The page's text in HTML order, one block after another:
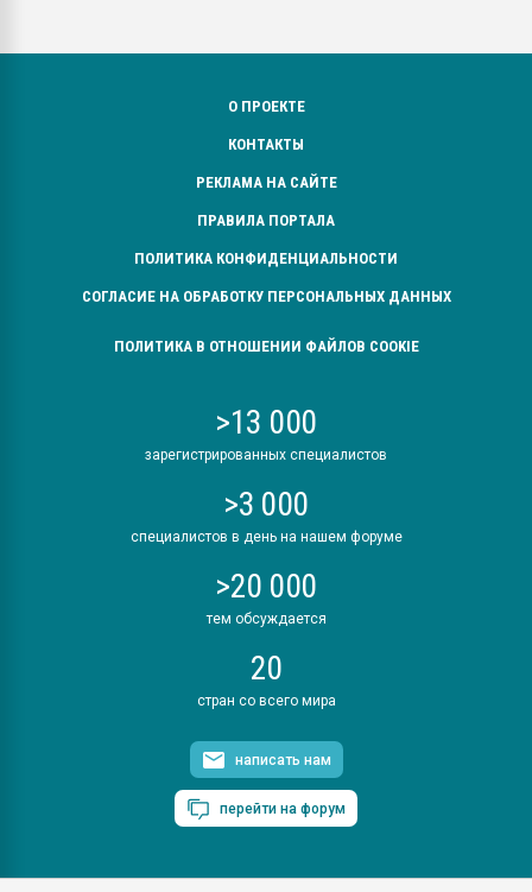
О ПРОЕКТЕ
КОНТАКТЫ
РЕКЛАМА НА САЙТЕ
ПРАВИЛА ПОРТАЛА
ПОЛИТИКА КОНФИДЕНЦИАЛЬНОСТИ
СОГЛАСИЕ НА ОБРАБОТКУ ПЕРСОНАЛЬНЫХ ДАННЫХ
ПОЛИТИКА В ОТНОШЕНИИ ФАЙЛОВ COOKIE
>13 000
зарегистрированных специалистов
>3 000
специалистов в день на нашем форуме
>20 000
тем обсуждается
20
стран со всего мира
написать нам
перейти на форум